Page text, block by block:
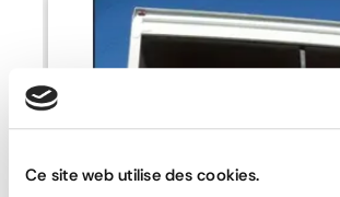
Ce site web utilise des cookies.
reference
dimensions1200 x 2000 mm